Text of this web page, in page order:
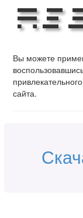
Вы можете
сайта.